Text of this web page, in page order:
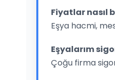
Fiyatlar nasıl
Eşya hacmi,
Eşyalarım
Çoğu firma